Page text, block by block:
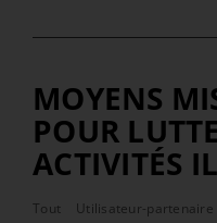
MOYENS
POUR
ACTIVITÉS
Tout Utilisateur-